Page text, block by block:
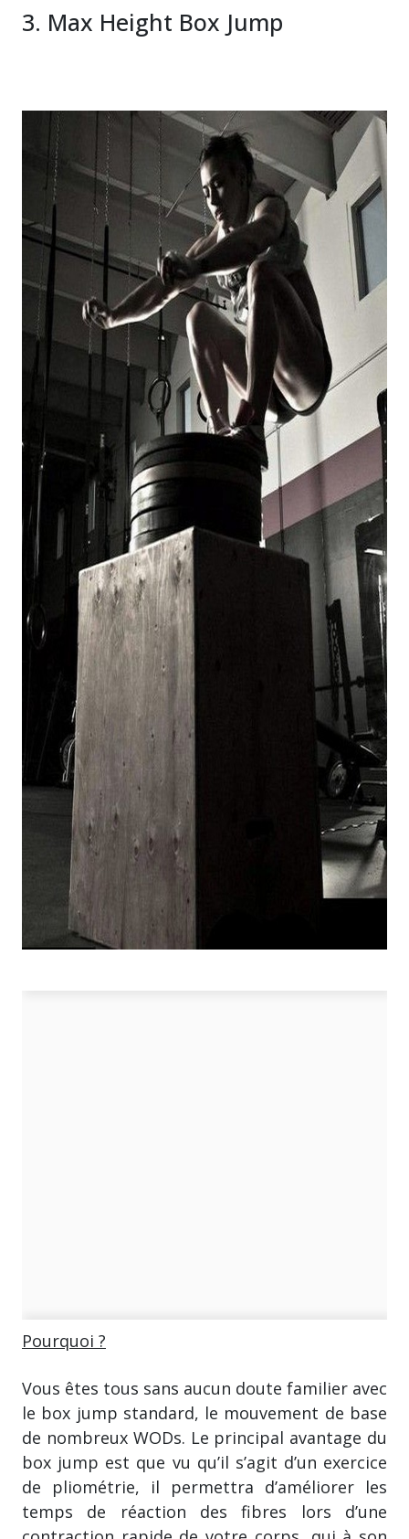
3. Max Height Box Jump
Pourquoi ?
Vous êtes tous sans aucun doute familier avec
le box jump standard, le mouvement de base
de nombreux WODs. Le principal avantage du
box jump est que vu qu’il s’agit d’un exercice
de pliométrie, il permettra d’améliorer les
temps de réaction des fibres lors d’une